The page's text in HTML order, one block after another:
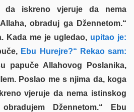
da iskreno vjeruje da nema
obraduj ga Džennetom.“
Kada me je ugledao, upitao je:
Ebu Hurejre?“ Rekao sam:
papuče Allahovog Poslanika,
Poslao me s njima da, koga
vjeruje da nema istinskog
Džennetom.“ Ebu